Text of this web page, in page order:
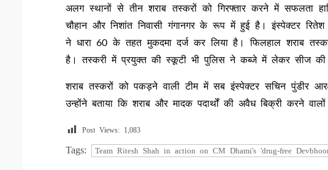
अलग स्थानों से तीन शराब तस्करों को गिरफ्तार करने में सफलता
चौहान और निशांत निवासी गंगानगर के रूप में हुई है। इंस्पेक्टर
ने धारा 60 के तहत मुकदमा दर्ज कर लिया है। फिलहाल शराब
है। तस्करी में प्रयुक्त की स्कूटी भी पुलिस ने कब्जे में लेकर सीज की
शराब तस्करों को पकड़ने वाली टीम में सब इंस्पेक्टर सचिन पुंडीर
उन्होंने बताया कि शराब और मादक पदार्थों की अवैध बिक्री करने
Post Views: 1,083
Tags: Team Ritesh Shah in action on CM Dhami's 'drug-free